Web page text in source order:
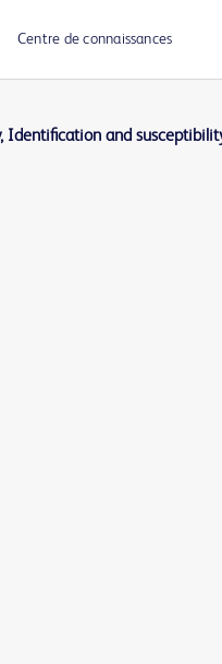
Centre de connaissances